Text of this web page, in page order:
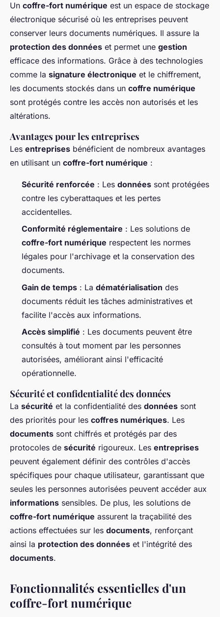
Un coffre-fort numérique est un espace de stockage
électronique sécurisé où les entreprises peuvent
conserver leurs documents numériques. Il assure la
protection des données et permet une gestion
efficace des informations. Grâce à des technologies
comme la signature électronique et le chiffrement,
les documents stockés dans un coffre numérique
sont protégés contre les accès non autorisés et les
altérations.
Avantages pour les entreprises
Les entreprises bénéficient de nombreux avantages
en utilisant un coffre-fort numérique :
Sécurité renforcée : Les données sont protégées
contre les cyberattaques et les pertes
accidentelles.
Conformité réglementaire : Les solutions de
coffre-fort numérique respectent les normes
légales pour l'archivage et la conservation des
documents.
Gain de temps : La dématérialisation des
documents réduit les tâches administratives et
facilite l'accès aux informations.
Accès simplifié : Les documents peuvent être
consultés à tout moment par les personnes
autorisées, améliorant ainsi l'efficacité
opérationnelle.
Sécurité et confidentialité des données
La sécurité et la confidentialité des données sont
des priorités pour les coffres numériques. Les
documents sont chiffrés et protégés par des
protocoles de sécurité rigoureux. Les entreprises
peuvent également définir des contrôles d'accès
spécifiques pour chaque utilisateur, garantissant que
seules les personnes autorisées peuvent accéder aux
informations sensibles. De plus, les solutions de
coffre-fort numérique assurent la traçabilité des
actions effectuées sur les documents, renforçant
ainsi la protection des données et l'intégrité des
documents.
Fonctionnalités essentielles d'un
coffre-fort numérique